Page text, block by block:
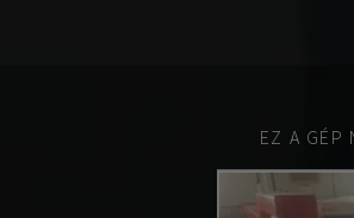
EZ A GÉP